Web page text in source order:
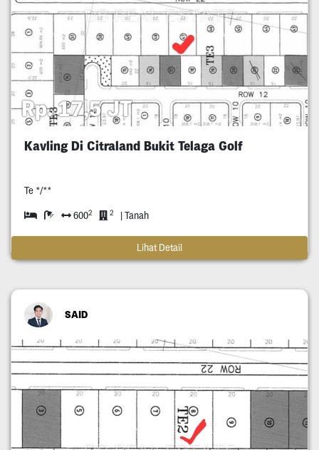
Rp. 17,5 JT
Kavling Di Citraland Bukit Telaga Golf
Te */**
6002 2 | Tanah
Lihat Detail
SAID